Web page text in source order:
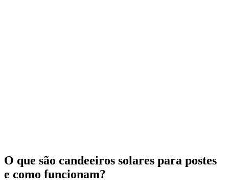
O que são candeeiros solares para postes
e como funcionam?